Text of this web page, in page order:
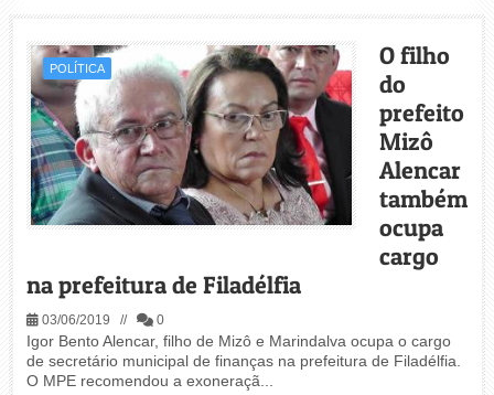
POLÍTICA
O filho
do
prefeito
Mizô
Alencar
também
ocupa
cargo
na prefeitura de Filadélfia
03/06/2019 // 0
Igor Bento Alencar, filho de Mizô e Marindalva ocupa o cargo
de secretário municipal de finanças na prefeitura de Filadélfia.
O MPE recomendou a exoneraçã...